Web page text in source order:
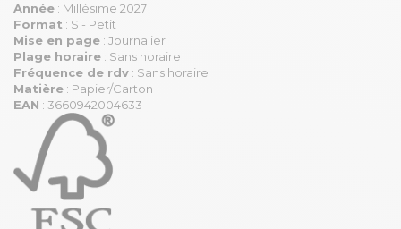
Année : Millésime 2027
Format : S - Petit
Mise en page : Journalier
Plage horaire : Sans horaire
Fréquence de rdv : Sans horaire
Matière : Papier/Carton
EAN : 3660942004633